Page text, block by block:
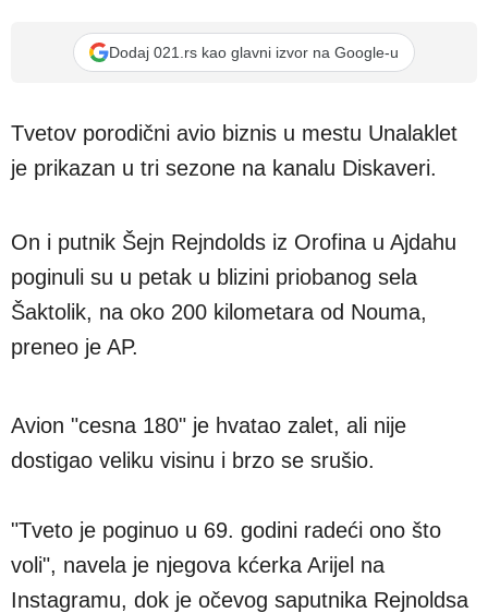
Dodaj 021.rs kao glavni izvor na Google-u
Tvetov porodični avio biznis u mestu Unalaklet
je prikazan u tri sezone na kanalu Diskaveri.
On i putnik Šejn Rejndolds iz Orofina u Ajdahu
poginuli su u petak u blizini priobanog sela
Šaktolik, na oko 200 kilometara od Nouma,
preneo je AP.
Avion "cesna 180" je hvatao zalet, ali nije
dostigao veliku visinu i brzo se srušio.
"Tveto je poginuo u 69. godini radeći ono što
voli", navela je njegova kćerka Arijel na
Instagramu, dok je očevog saputnika Rejnoldsa